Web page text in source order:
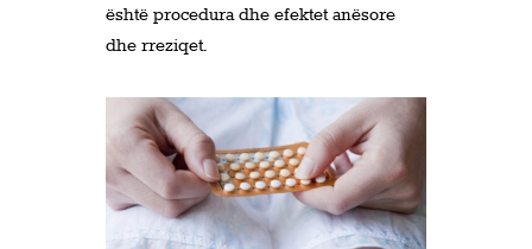
është procedura dhe efektet anësore
dhe rreziqet.